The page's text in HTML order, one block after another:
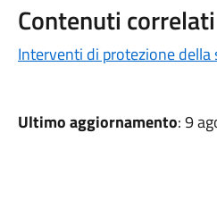
Contenuti correlati
Interventi di protezione della
Ultimo aggiornamento: 9